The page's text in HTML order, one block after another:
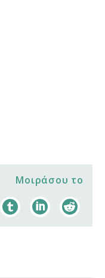
Μοιράσου το